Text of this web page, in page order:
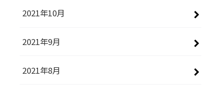
2021年10月
2021年9月
2021年8月